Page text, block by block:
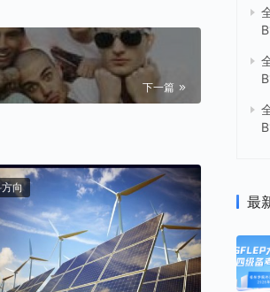
下一篇
向
最